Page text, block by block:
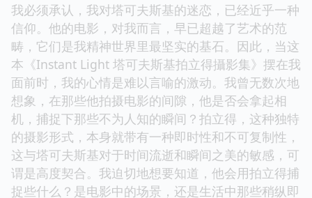
我必须承认，我对塔可夫斯基的迷恋，已经近乎一种
信仰。他的电影，对我而言，早已超越了艺术的范
畴，它们是我精神世界里最坚实的基石。因此，当这
本《Instant Light 塔可夫斯基拍立得攝影集》摆在我
面前时，我的心情是难以言喻的激动。我曾无数次地
想象，在那些他拍摄电影的间隙，他是否会拿起相
机，捕捉下那些不为人知的瞬间？拍立得，这种独特
的摄影形式，本身就带有一种即时性和不可复制性，
这与塔可夫斯基对于时间流逝和瞬间之美的敏感，可
谓是高度契合。我迫切地想要知道，他会用拍立得捕
捉些什么？是电影中的场景，还是生活中那些稍纵即